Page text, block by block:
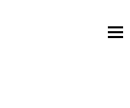
EN #EXVITA
3.0] EN EXVITA
EXVITA [RELATIVA
A SERRAT